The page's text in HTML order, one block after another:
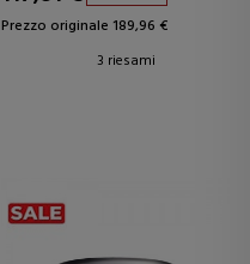
Prezzo originale 189,96 €
3 riesami